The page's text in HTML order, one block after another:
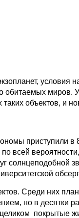
условия
обитаемых миров.
объектов, и
приступили
всей
солнцеподобной
Среди них
но в десятки
покрытые